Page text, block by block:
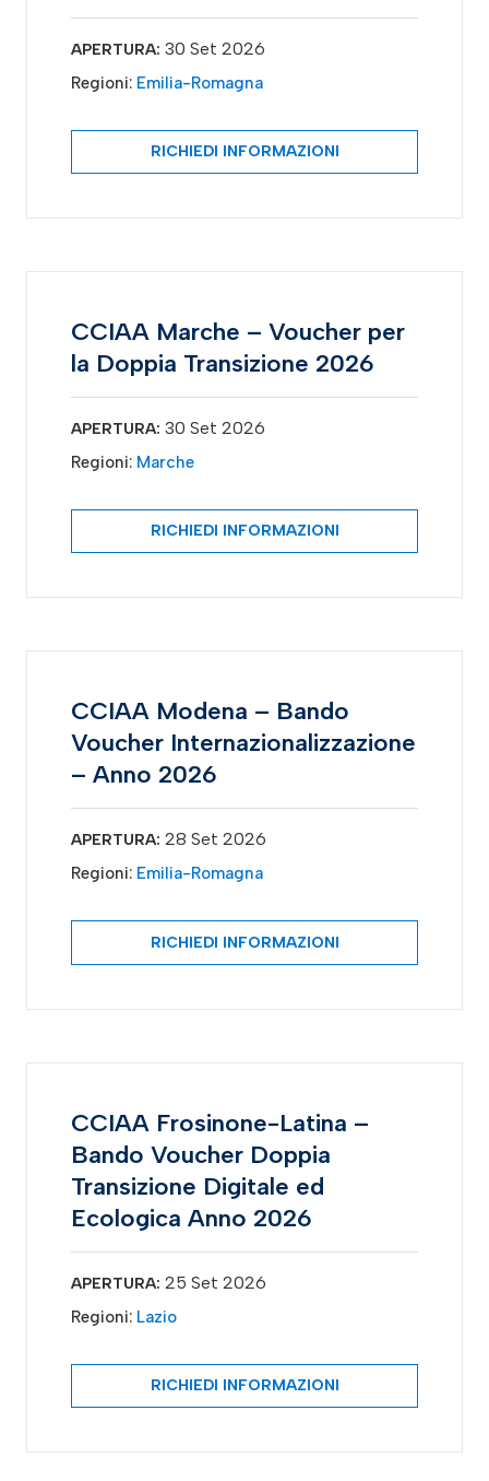
APERTURA: 30 Set 2026
Regioni: Emilia-Romagna
RICHIEDI INFORMAZIONI
CCIAA Marche – Voucher per
la Doppia Transizione 2026
APERTURA: 30 Set 2026
Regioni: Marche
RICHIEDI INFORMAZIONI
CCIAA Modena – Bando
Voucher Internazionalizzazione
– Anno 2026
APERTURA: 28 Set 2026
Regioni: Emilia-Romagna
RICHIEDI INFORMAZIONI
CCIAA Frosinone-Latina –
Bando Voucher Doppia
Transizione Digitale ed
Ecologica Anno 2026
APERTURA: 25 Set 2026
Regioni: Lazio
RICHIEDI INFORMAZIONI